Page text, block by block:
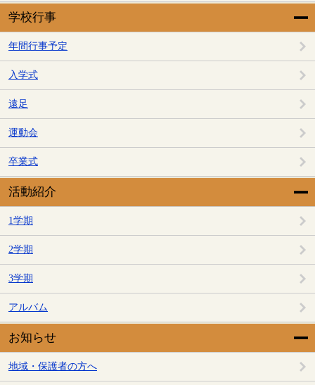
学校行事
年間行事予定
入学式
遠足
運動会
卒業式
活動紹介
1学期
2学期
3学期
アルバム
お知らせ
地域・保護者の方へ